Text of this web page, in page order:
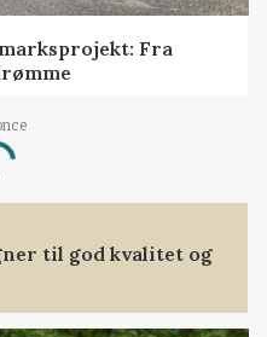
Fra
til god kvalitet og